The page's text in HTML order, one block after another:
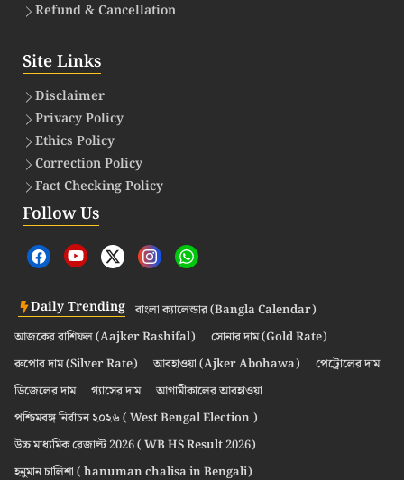
Refund & Cancellation
Site Links
Disclaimer
Privacy Policy
Ethics Policy
Correction Policy
Fact Checking Policy
Follow Us
Daily Trending বাংলা ক্যালেন্ডার (Bangla Calendar)
আজকের রাশিফল (Aajker Rashifal)
সোনার দাম (Gold Rate)
রুপোর দাম (Silver Rate)
আবহাওয়া (Ajker Abohawa)
পেট্রোলের দাম
ডিজেলের দাম
গ্যাসের দাম
আগামীকালের আবহাওয়া
পশ্চিমবঙ্গ নির্বাচন ২০২৬ ( West Bengal Election )
উচ্চ মাধ্যমিক রেজাল্ট 2026 ( WB HS Result 2026)
হনুমান চালিশা ( hanuman chalisa in Bengali)